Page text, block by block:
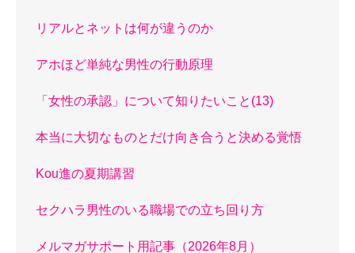
リアルとネットは何が違うのか
アホほど単純な男性の行動原理
「女性の承認」について知りたいこと(13)
本当に大切なものとだけ向き合うと決める覚悟
Kou進の夏期講習
セクハラ男性のいる職場での立ち回り方
メルマガサポート用記事（2026年8月）